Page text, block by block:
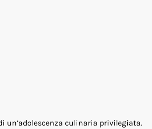
un’adolescenza culinaria privilegiata.